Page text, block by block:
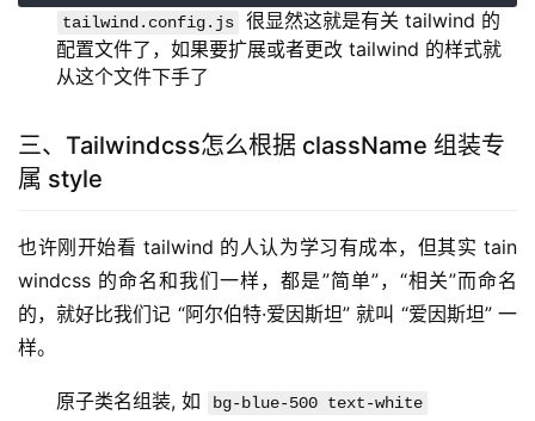
tailwind.config.js
很显然这就是有关 tailwind 的
配置文件了，如果要扩展或者更改 tailwind 的样式就
从这个文件下手了
三、Tailwindcss怎么根据 className 组装专
属 style
也许刚开始看 tailwind 的人认为学习有成本，但其实 tain
windcss 的命名和我们一样，都是”简单”，“相关”而命名
的，就好比我们记 “阿尔伯特·爱因斯坦” 就叫 “爱因斯坦” 一
样。
原子类名组装, 如 bg-blue-500 text-white